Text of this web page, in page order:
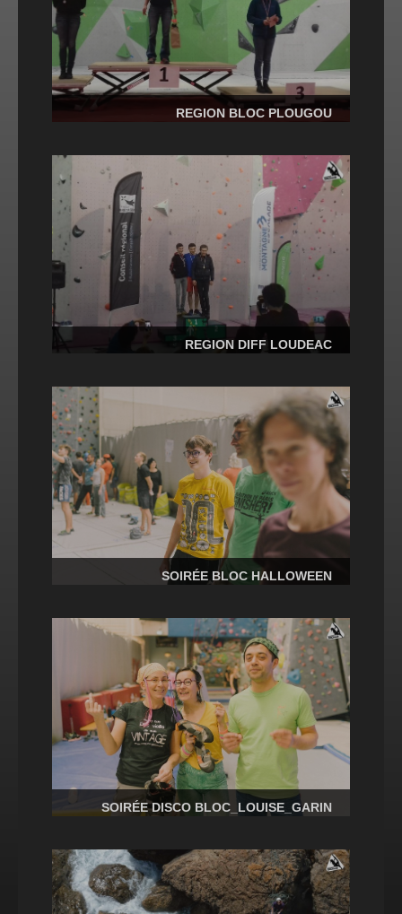
REGION BLOC PLOUGOU
REGION DIFF LOUDEAC
SOIRÉE BLOC HALLOWEEN
SOIRÉE DISCO BLOC_LOUISE_GARIN